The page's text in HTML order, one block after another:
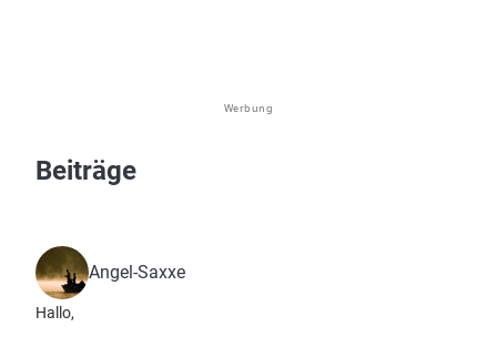
Werbung
Beiträge
Angel-Saxxe
Hallo,